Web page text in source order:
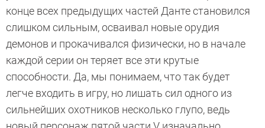
конце всех предыдущих частей Данте становился
слишком сильным, осваивал новые орудия
демонов и прокачивался физически, но в начале
каждой серии он теряет все эти крутые
способности. Да, мы понимаем, что так будет
легче входить в игру, но лишать сил одного из
сильнейших охотников несколько глупо, ведь